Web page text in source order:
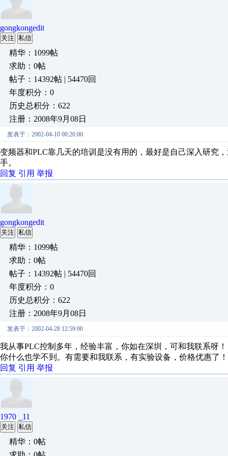
gongkongedit
关注 私信
精华：1099帖
求助：0帖
帖子：14392帖 | 54470回
年度积分：0
历史总积分：622
注册：2008年9月08日
发表于：2002-04-10 00:26:00
变频器和PLC靠几天的培训是没有用的，最好是自己深入研究
手。
回复 引用 举报
gongkongedit
关注 私信
精华：1099帖
求助：0帖
帖子：14392帖 | 54470回
年度积分：0
历史总积分：622
注册：2008年9月08日
发表于：2002-04-28 12:59:00
我从事PLC控制多年，经验丰富，你如在深圳，可和我联系呀
你什么也学不到。有需要和我联系，有实验设备，价格优惠了！
回复 引用 举报
1970 _11
关注 私信
精华：0帖